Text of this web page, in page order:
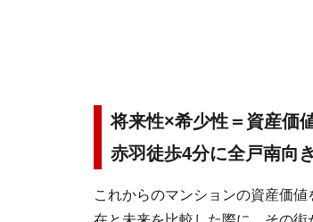
将来性×希少性＝資産価
赤羽徒歩4分に全戸南向
これからのマンションの資産価